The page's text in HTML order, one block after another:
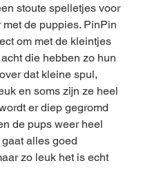
stoute spelletjes voor
de puppies. PinPin
om met de kleintjes
die hebben zo hun
dat kleine spul,
en soms zijn ze heel
er diep gegromd
de pups weer heel
alles goed
zo leuk het is echt